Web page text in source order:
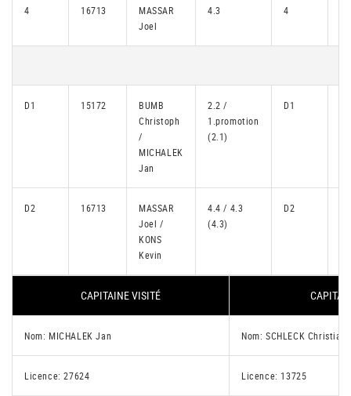
4 16713
MASSAR
Joel
4.3 4
D1 15172
BUMB
Christoph
/
MICHALEK
Jan
2.2 /
1.promotion
(2.1)
D1
D2 16713
MASSAR
Joel /
KONS
Kevin
4.4 / 4.3
(4.3)
D2
CAPITAINE VISITÉ
Nom: MICHALEK Jan Nom: SCHLECK Christian
Licence: 27624 Licence: 13725